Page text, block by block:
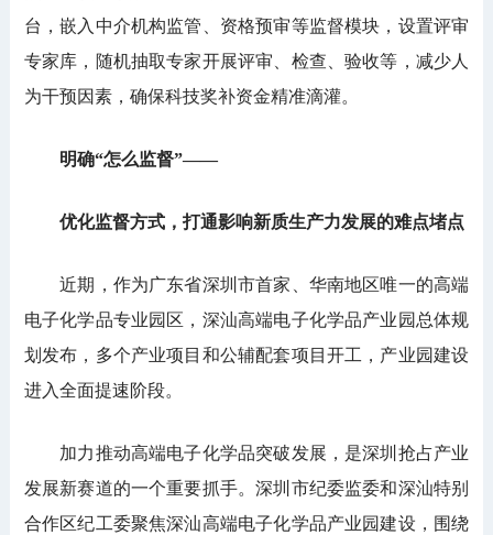
台，嵌入中介机构监管、资格预审等监督模块，设置评审
专家库，随机抽取专家开展评审、检查、验收等，减少人
为干预因素，确保科技奖补资金精准滴灌。
明确“怎么监督”——
优化监督方式，打通影响新质生产力发展的难点堵点
近期，作为广东省深圳市首家、华南地区唯一的高端
电子化学品专业园区，深汕高端电子化学品产业园总体规
划发布，多个产业项目和公辅配套项目开工，产业园建设
进入全面提速阶段。
加力推动高端电子化学品突破发展，是深圳抢占产业
发展新赛道的一个重要抓手。深圳市纪委监委和深汕特别
合作区纪工委聚焦深汕高端电子化学品产业园建设，围绕